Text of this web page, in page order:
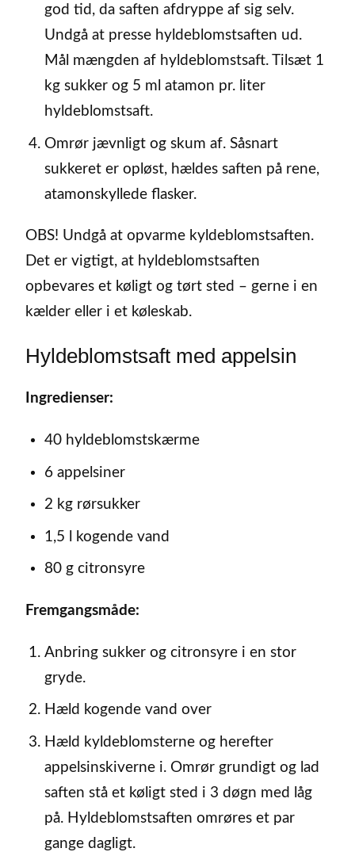
god tid, da saften afdryppe af sig selv.
Undgå at presse hyldeblomstsaften ud.
Mål mængden af hyldeblomstsaft. Tilsæt 1
kg sukker og 5 ml atamon pr. liter
hyldeblomstsaft.
Omrør jævnligt og skum af. Såsnart
sukkeret er opløst, hældes saften på rene,
atamonskyllede flasker.
OBS! Undgå at opvarme kyldeblomstsaften.
Det er vigtigt, at hyldeblomstsaften
opbevares et køligt og tørt sted – gerne i en
kælder eller i et køleskab.
Hyldeblomstsaft med appelsin
Ingredienser:
40 hyldeblomstskærme
6 appelsiner
2 kg rørsukker
1,5 l kogende vand
80 g citronsyre
Fremgangsmåde:
Anbring sukker og citronsyre i en stor
gryde.
Hæld kogende vand over
Hæld kyldeblomsterne og herefter
appelsinskiverne i. Omrør grundigt og lad
saften stå et køligt sted i 3 døgn med låg
på. Hyldeblomstsaften omrøres et par
gange dagligt.